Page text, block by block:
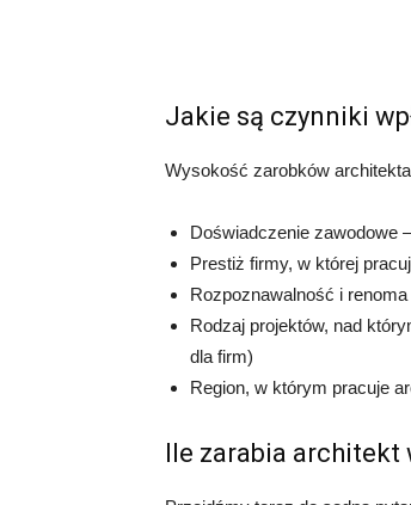
Jakie są czynniki
Wysokość zarobków
Doświadczenie zawodowe
Prestiż firmy, w której
Rozpoznawalność i
Rodzaj projektów, nad
dla firm)
Region, w którym pracuje
Ile zarabia architekt